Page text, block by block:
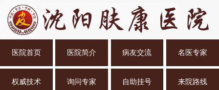
医院首页 医院简介 病友交流 名医专家
权威技术 询问专家 自助挂号 来院路线